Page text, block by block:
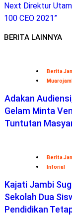
Next Direktur
100 CEO 2021”
BERITA LAINNYA
Berita
Adakan
Gelam Minta
Tuntutan
Berita
Inforial
Kajati Jambi
Sekolah Dua
Pendidikan